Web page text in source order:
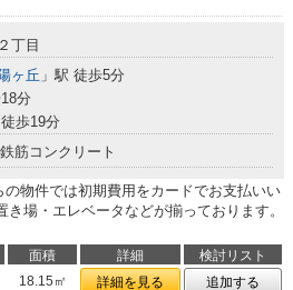
２丁目
ヶ丘 」駅 徒歩5分
分
徒歩19分
鉄筋コンクリート
物件では初期費用をカードでお支払いい
場・エレベータなどが揃っております。
面積 詳細
検討リスト
18.15㎡ 詳細を見る
追加する